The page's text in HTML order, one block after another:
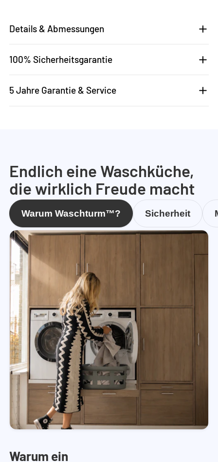
Details & Abmessungen
100% Sicherheitsgarantie
5 Jahre Garantie & Service
Endlich eine Waschküche,
die wirklich Freude macht
Warum Waschturm™? Sicherheit
Warum ein